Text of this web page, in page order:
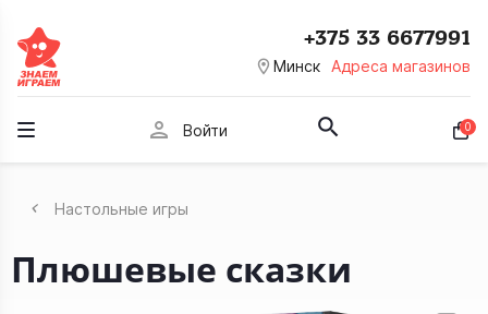
room Минск Адреса магазинов
+375 33 6677991
person Войти 0
Настольные игры
Плюшевые сказки